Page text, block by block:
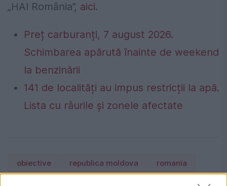
„HAI România”, aici.
Preț carburanți, 7 august 2026.
Schimbarea apărută înainte de weekend
la benzinării
141 de localități au impus restricții la apă.
Lista cu râurile și zonele afectate
obiective republica moldova romania